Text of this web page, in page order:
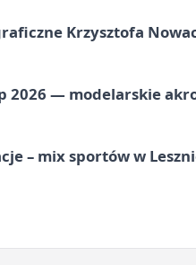
Krzysztofa
2026 — modelarskie
– mix sportów w